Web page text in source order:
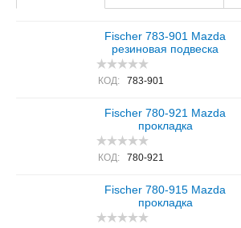
Fischer 783-901 Mazda
резиновая подвеска
КОД: 783-901
Fischer 780-921 Mazda
прокладка
КОД: 780-921
Fischer 780-915 Mazda
прокладка